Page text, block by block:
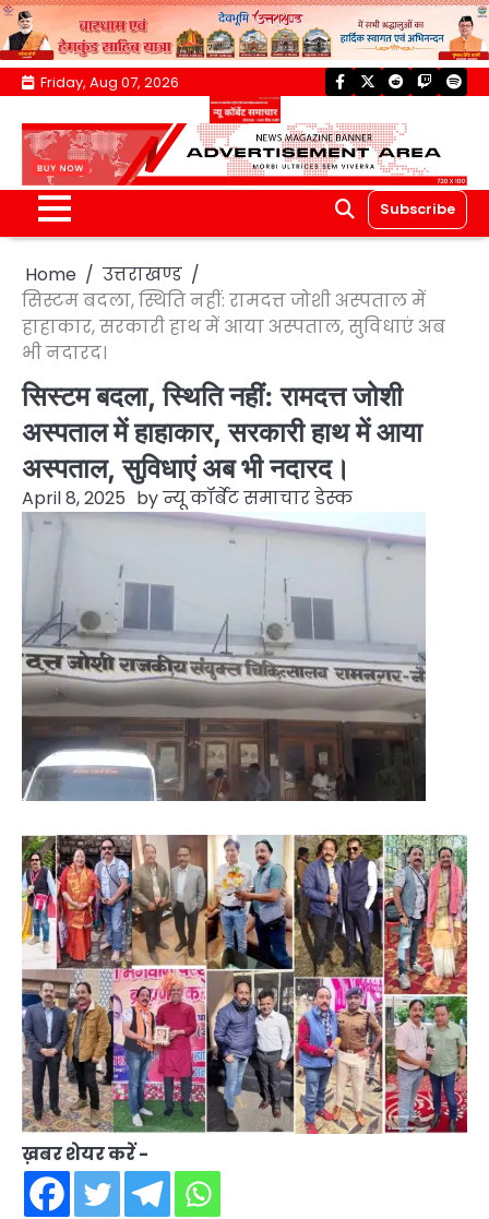
Skip
content
Friday, Aug 07, 2026 facebook
twitterreddittwitch
Subscribe
Home
उत्तराखण्ड
सिस्टम बदला, स्थिति नहीं: रामदत्त जोशी अस्पताल में
हाहाकार, सरकारी हाथ में आया अस्पताल, सुविधाएं अब
भी नदारद।
सिस्टम बदला, स्थिति नहीं: रामदत्त जोशी
अस्पताल में हाहाकार, सरकारी हाथ में आया
अस्पताल, सुविधाएं अब भी नदारद।
April 8, 2025 byन्यू कॉर्बेट समाचार डेस्क
ख़बर शेयर करें -